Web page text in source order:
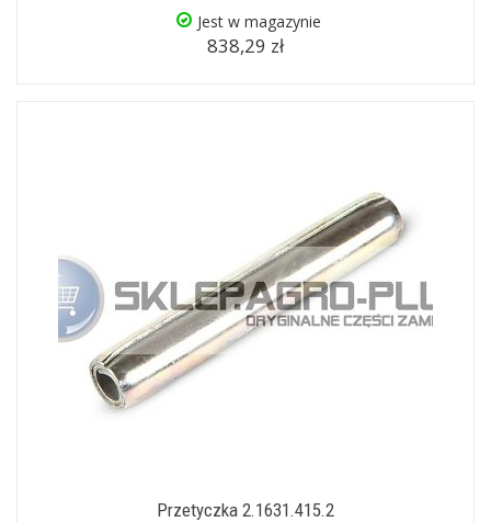
Jest w magazynie
838,29 zł
Przetyczka 2.1631.415.2